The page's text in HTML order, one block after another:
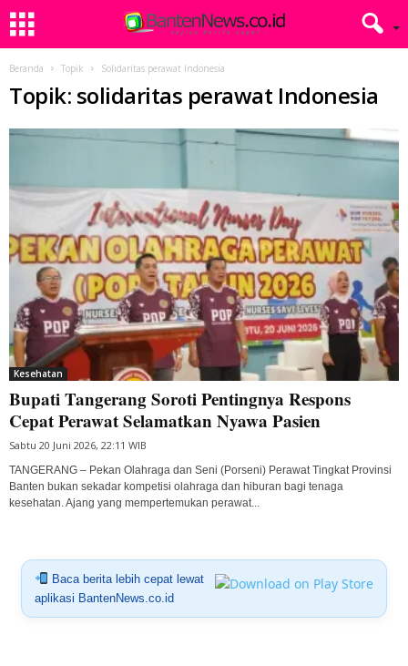
Beranda Topik Solidaritas perawat Indonesia
Topik: solidaritas perawat Indonesia
Kesehatan
Bupati Tangerang Soroti Pentingnya Respons
Cepat Perawat Selamatkan Nyawa Pasien
Sabtu 20 Juni 2026, 22:11 WIB
TANGERANG – Pekan Olahraga dan Seni (Porseni) Perawat Tingkat Provinsi
Banten bukan sekadar kompetisi olahraga dan hiburan bagi tenaga
kesehatan. Ajang yang mempertemukan perawat...
Baca berita lebih cepat lewat
aplikasi BantenNews.co.id